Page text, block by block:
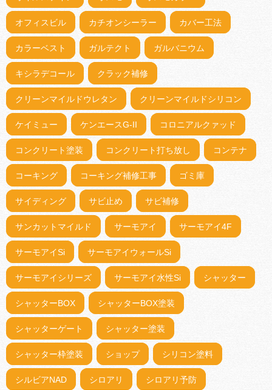
オフィスビル カチオンシーラー カバー工法
カラーベスト ガルテクト ガルバニウム
キシラデコール クラック補修
クリーンマイルドウレタン クリーンマイルドシリコン
ケイミュー ケンエースG-II コロニアルクァッド
コンクリート塗装 コンクリート打ち放し コンテナ
コーキング コーキング補修工事 ゴミ庫
サイディング サビ止め サビ補修
サンカットマイルド サーモアイ サーモアイ4F
サーモアイSi サーモアイウォールSi
サーモアイシリーズ サーモアイ水性Si シャッター
シャッターBOX シャッターBOX塗装
シャッターゲート シャッター塗装
シャッター枠塗装 ショップ シリコン塗料
シルビアNAD シロアリ シロアリ予防